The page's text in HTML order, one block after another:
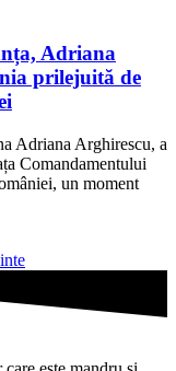
Adriana
prilejuită de
Adriana Arghirescu, a
Comandamentului
un moment